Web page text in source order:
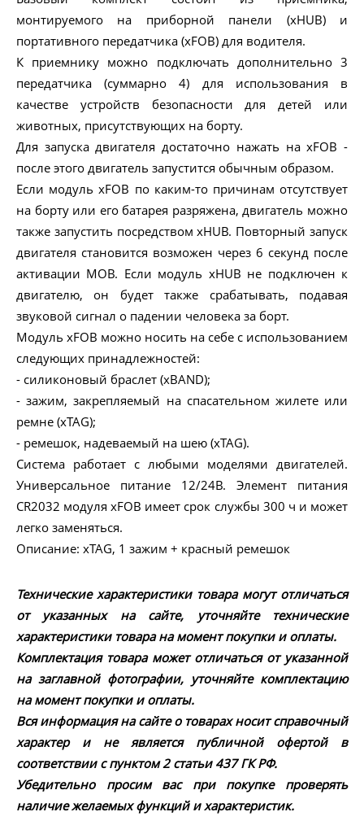
монтируемого на приборной панели (xHUB) и
портативного передатчика (xFOB) для водителя.
К приемнику можно подключать дополнительно 3
передатчика (суммарно 4) для использования в
качестве устройств безопасности для детей или
животных, присутствующих на борту.
Для запуска двигателя достаточно нажать на xFOB -
после этого двигатель запустится обычным образом.
Если модуль xFOB по каким-то причинам отсутствует
на борту или его батарея разряжена, двигатель можно
также запустить посредством xHUB. Повторный запуск
двигателя становится возможен через 6 секунд после
активации MOB. Если модуль xHUB не подключен к
двигателю, он будет также срабатывать, подавая
звуковой сигнал о падении человека за борт.
Модуль xFOB можно носить на себе с использованием
следующих принадлежностей:
- силиконовый браслет (xBAND);
- зажим, закрепляемый на спасательном жилете или
ремне (xTAG);
- ремешок, надеваемый на шею (xTAG).
Система работает с любыми моделями двигателей.
Универсальное питание 12/24В. Элемент питания
CR2032 модуля xFOB имеет срок службы 300 ч и может
легко заменяться.
Описание: xTAG, 1 зажим + красный ремешок
Технические характеристики товара могут отличаться
от указанных на сайте, уточняйте технические
характеристики товара на момент покупки и оплаты.
Комплектация товара может отличаться от указанной
на заглавной фотографии, уточняйте комплектацию
на момент покупки и оплаты.
Вся информация на сайте о товарах носит справочный
характер и не является публичной офертой в
соответствии с пунктом 2 статьи 437 ГК РФ.
Убедительно просим вас при покупке проверять
наличие желаемых функций и характеристик.